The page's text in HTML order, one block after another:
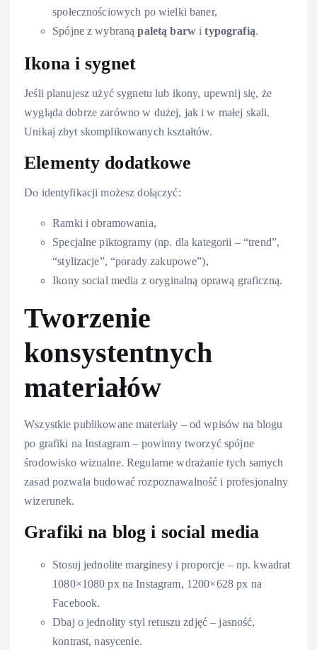
społecznościowych po wielki baner,
Spójne z wybranąpaletą barw itypografią.
Ikona i sygnet
Jeśli planujesz użyć sygnetu lub ikony, upewnij się, że
wygląda dobrze zarówno w dużej, jak i w małej skali.
Unikaj zbyt skomplikowanych kształtów.
Elementy dodatkowe
Do identyfikacji możesz dołączyć:
Ramki i obramowania,
Specjalne piktogramy (np. dla kategorii – “trend”,
“stylizacje”, “porady zakupowe”),
Ikony social media z oryginalną oprawą graficzną.
Tworzenie
konsystentnych
materiałów
Wszystkie publikowane materiały – od wpisów na blogu
po grafiki na Instagram – powinny tworzyć spójne
środowisko wizualne. Regularne wdrażanie tych samych
zasad pozwala budować rozpoznawalność i profesjonalny
wizerunek.
Grafiki na blog i social media
Stosuj jednolite marginesy i proporcje – np. kwadrat
1080×1080 px na Instagram, 1200×628 px na
Facebook.
Dbaj o jednolity styl retuszu zdjęć – jasność,
kontrast, nasycenie.